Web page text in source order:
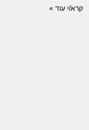
קרא/י עוד »